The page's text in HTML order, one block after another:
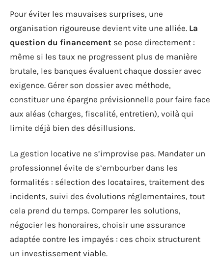
Pour éviter les mauvaises surprises, une
organisation rigoureuse devient vite une alliée. La
question du financement se pose directement :
même si les taux ne progressent plus de manière
brutale, les banques évaluent chaque dossier avec
exigence. Gérer son dossier avec méthode,
constituer une épargne prévisionnelle pour faire face
aux aléas (charges, fiscalité, entretien), voilà qui
limite déjà bien des désillusions.
La gestion locative ne s’improvise pas. Mandater un
professionnel évite de s’embourber dans les
formalités : sélection des locataires, traitement des
incidents, suivi des évolutions réglementaires, tout
cela prend du temps. Comparer les solutions,
négocier les honoraires, choisir une assurance
adaptée contre les impayés : ces choix structurent
un investissement viable.